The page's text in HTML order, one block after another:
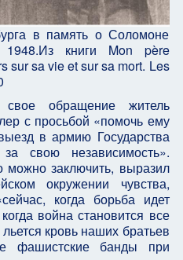
в память о Соломоне
Из книги Mon père
sur sa vie et sur sa mort. Les
обращение житель
с просьбой «помочь ему
в армию Государства
свою независимость».
можно заключить, выразил
окружении чувства,
когда борьба идет
война становится все
кровь наших братьев
фашистские банды при